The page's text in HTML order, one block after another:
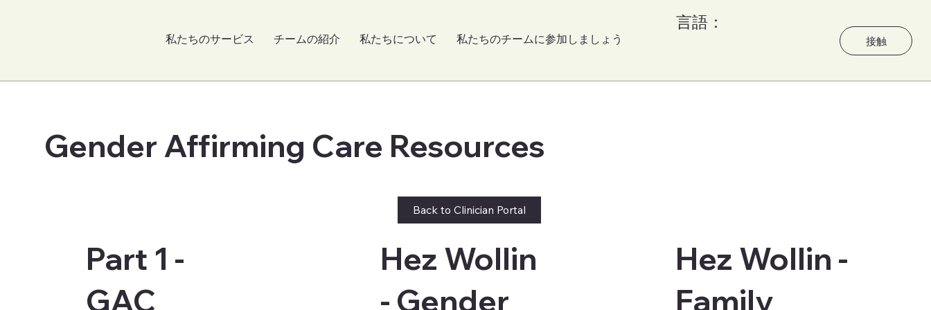
私たちのサービス チームの紹介 私たちについて 私たちのチームに参加しましょう
言語：
接触
Gender Affirming Care Resources
Part 1 -
GAC
Back to Clinician Portal
Hez Wollin
- Gender
Hez Wollin -
Family